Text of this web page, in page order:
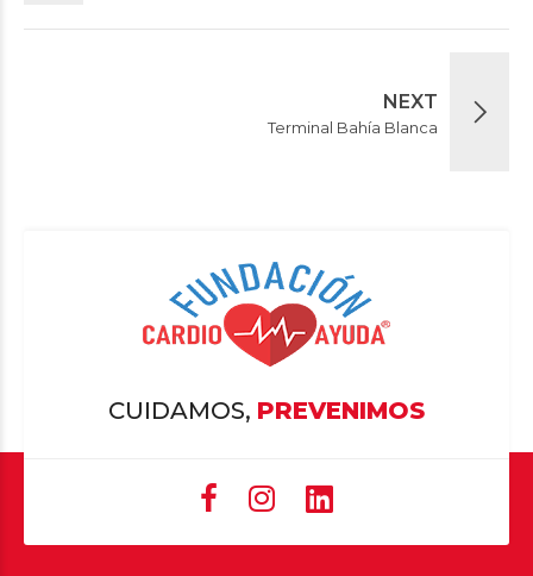
NEXT
Terminal Bahía Blanca
CUIDAMOS, PREVENIMOS